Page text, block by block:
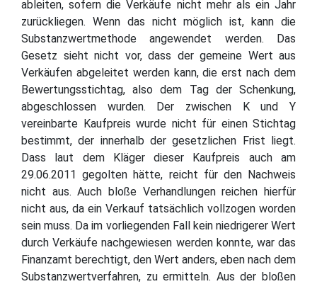
ableiten, sofern die Verkäufe nicht mehr als ein Jahr
zurückliegen. Wenn das nicht möglich ist, kann die
Substanzwertmethode angewendet werden. Das
Gesetz sieht nicht vor, dass der gemeine Wert aus
Verkäufen abgeleitet werden kann, die erst nach dem
Bewertungsstichtag, also dem Tag der Schenkung,
abgeschlossen wurden. Der zwischen K und Y
vereinbarte Kaufpreis wurde nicht für einen Stichtag
bestimmt, der innerhalb der gesetzlichen Frist liegt.
Dass laut dem Kläger dieser Kaufpreis auch am
29.06.2011 gegolten hätte, reicht für den Nachweis
nicht aus. Auch bloße Verhandlungen reichen hierfür
nicht aus, da ein Verkauf tatsächlich vollzogen worden
sein muss. Da im vorliegenden Fall kein niedrigerer Wert
durch Verkäufe nachgewiesen werden konnte, war das
Finanzamt berechtigt, den Wert anders, eben nach dem
Substanzwertverfahren, zu ermitteln. Aus der bloßen